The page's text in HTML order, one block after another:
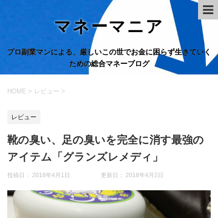
マネーマニア
プロ副業マンによる、厳しいこの世でお金に困らず生きていく
ための総合マネーブログ
HOME > レビュー >
レビュー
靴の臭い、足の臭いを完全に消す最強の
アイテム「グランズレメディ」
投稿日： 2018年4月1日 更新日： 2018年4月2日